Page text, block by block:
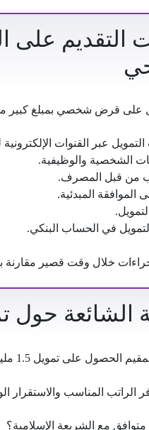
التقديم
قرض شخصي بمبلغ كبير من
عبر القنوات
الشخصية والوظيفية.
من قبل المصرف.
الموافقة المبدئية.
التمويل في الحساب البنكي.
خلال وقت قصير مقارنة
الشائعة
على تمويل 1.5 مليون ريال من الراجحي؟
الراتب المناسب والاستقرار
مع الشريعة الإسلامية؟